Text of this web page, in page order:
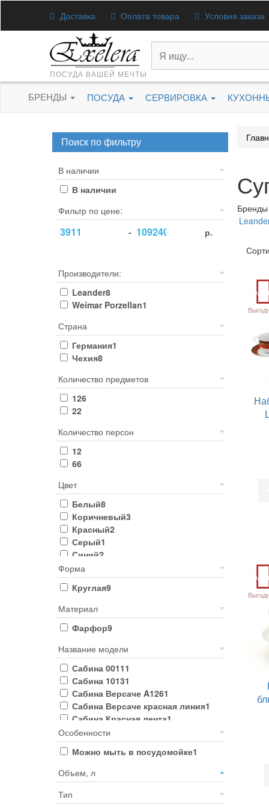
Доставка Оплата товара Условия заказа
ПОСУДА ВАШЕЙ МЕЧТЫ
БРЕНДЫ ПОСУДА СЕРВИРОВКА
Поиск по фильтру
В наличии
В наличии
Фильтр по цене:
-
р.
Производители:
Leander8
Weimar Porzellan1
Страна
Германия1
Чехия8
Количество предметов
126
22
Количество персон
12
66
Цвет
Белый8
Коричневый3
Красный2
Серый1
Синий2
Форма
Круглая9
Материал
Фарфор9
Название модели
Сабина 00111
Сабина 10131
Сабина Версаче A1261
Сабина Версаче красная линия1
Сабина Красная лента1
Соната 1239
Соната Кобальт 13571
Особенности
Можно мыть в посудомойке1
Объем, л
Тип
Бренды